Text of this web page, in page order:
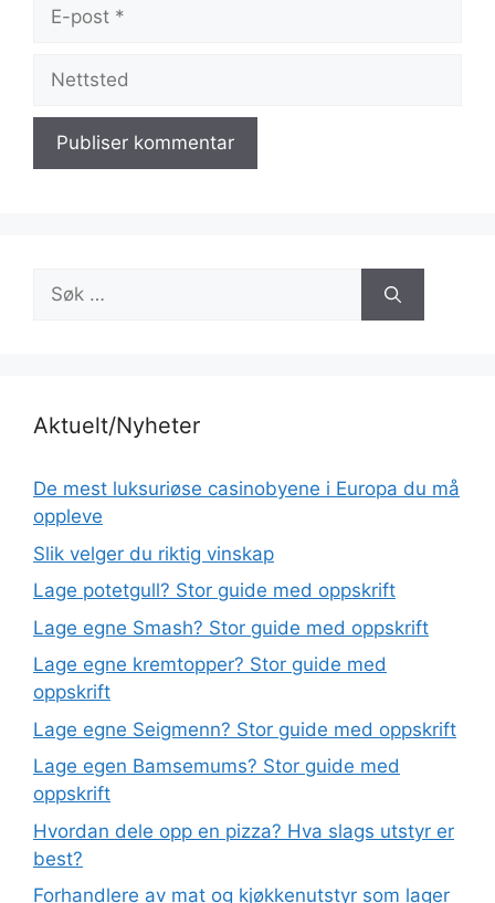
Nettsted
Søk
etter:
Aktuelt/Nyheter
De mest luksuriøse casinobyene i Europa du må
oppleve
Slik velger du riktig vinskap
Lage potetgull? Stor guide med oppskrift
Lage egne Smash? Stor guide med oppskrift
Lage egne kremtopper? Stor guide med
oppskrift
Lage egne Seigmenn? Stor guide med oppskrift
Lage egen Bamsemums? Stor guide med
oppskrift
Hvordan dele opp en pizza? Hva slags utstyr er
best?
Forhandlere av mat og kjøkkenutstyr som lager